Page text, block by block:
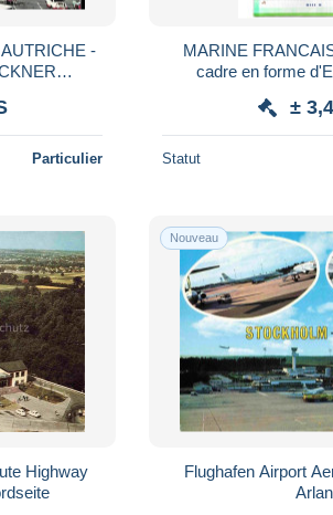
-
Particulier
MARINE
cadre en forme
±
Statut
Highway
Nouveau
Flughafen Airport